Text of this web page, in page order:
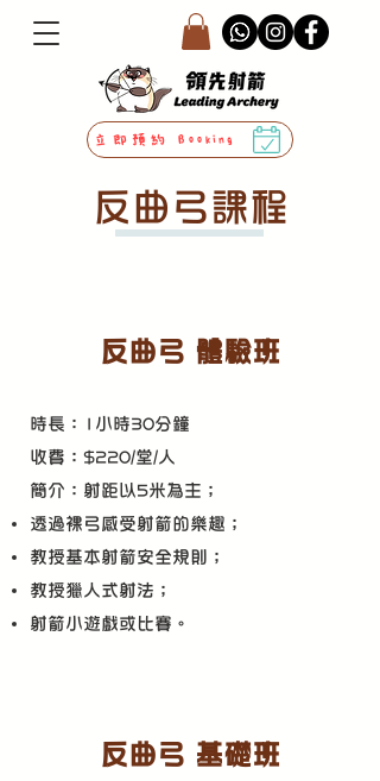
立即預約 Booking
反曲弓課程
反曲弓 體驗班
時長：1小時30分鐘
收費：$220/堂/人
​簡介：射距以5米為主；
​透過裸弓感受射箭的樂趣；
教授基本射箭安全規則；
教授獵人式射法；
​射箭小遊戲或比賽。
反曲弓 基礎班